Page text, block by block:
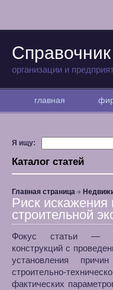
организации и
главная
Я ищу:
Каталог статей
Главная страница
Риск
строительной
Фокус статьи —
конструкций с
установления
строительно-
фактических